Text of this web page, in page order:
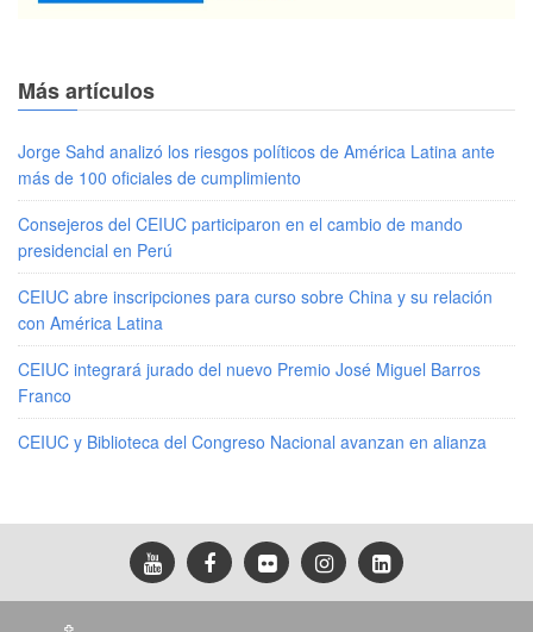
Más artículos
Jorge Sahd analizó los riesgos políticos de América Latina ante
más de 100 oficiales de cumplimiento
Consejeros del CEIUC participaron en el cambio de mando
presidencial en Perú
CEIUC abre inscripciones para curso sobre China y su relación
con América Latina
CEIUC integrará jurado del nuevo Premio José Miguel Barros
Franco
CEIUC y Biblioteca del Congreso Nacional avanzan en alianza